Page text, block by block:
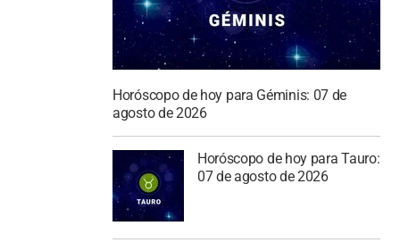
Horóscopo de hoy para Géminis: 07 de
agosto de 2026
Horóscopo de hoy para Tauro:
07 de agosto de 2026